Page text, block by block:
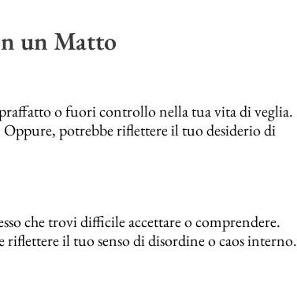
un Matto
o fuori controllo nella tua vita di veglia.
potrebbe riflettere il tuo desiderio di
che trovi difficile accettare o comprendere.
il tuo senso di disordine o caos interno.